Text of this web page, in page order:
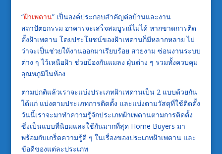
“ฝ้าเพดาน” เป็นองค์ประกอบสำคัญต่อบ้านและงาน
สถาปัตยกรรม อาคารจะเสร็จสมบูรณ์ไม่ได้ หากขาดการติด
ตั้งฝ้าเพดาน โดยประโยชน์ของฝ้าเพดานก็มีหลากหลาย ไม่
ว่าจะเป็นช่วยให้งานออกมาเรียบร้อย สวยงาม ซ่อนงานระบบ
ต่าง ๆ ไว้เหนือฝ้า ช่วยป้องกันแมลง ฝุ่นต่าง ๆ รวมทั้งควบคุม
อุณหภูมิในห้อง
ตามปกติแล้วเราจะแบ่งประเภทฝ้าเพดานเป็น 2 แบบด้วยกัน
ได้แก่ แบ่งตามประเภทการติดตั้ง และแบ่งตามวัสดุที่ใช้ติดตั้ง
วันนี้เราจะมาทำความรู้จักประเภทฝ้าเพดานตามการติดตั้ง
ซึ่งเป็นแบบที่นิยมและใช้กันมากที่สุด Home Buyers มา
พร้อมกับเกร็ดความรู้ดี ๆ ในเรื่องของประเภทฝ้าเพดาน และ
ข้อดีของแต่ละประเภท